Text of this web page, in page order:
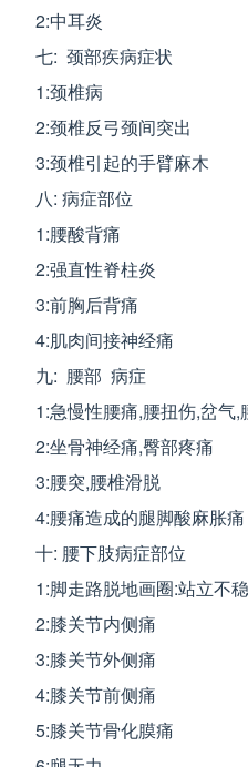
2:中耳炎
七: 颈部疾病症状
1:颈椎病
2:颈椎反弓颈间突出
3:颈椎引起的手臂麻木
八: 病症部位
1:腰酸背痛
2:强直性脊柱炎
3:前胸后背痛
4:肌肉间接神经痛
九: 腰部 病症
1:急慢性腰痛,腰扭伤,岔气,
2:坐骨神经痛,臀部疼痛
3:腰突,腰椎滑脱
4:腰痛造成的腿脚酸麻胀痛
十: 腰下肢病症部位
1:脚走路脱地画圈:站立不稳
2:膝关节内侧痛
3:膝关节外侧痛
4:膝关节前侧痛
5:膝关节骨化膜痛